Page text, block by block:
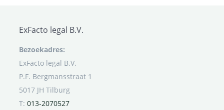
ExFacto legal B.V.
Bezoekadres:
ExFacto legal B.V.
P.F. Bergmansstraat 1
5017 JH Tilburg
T: 013-2070527